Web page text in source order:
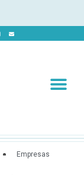
Empresas